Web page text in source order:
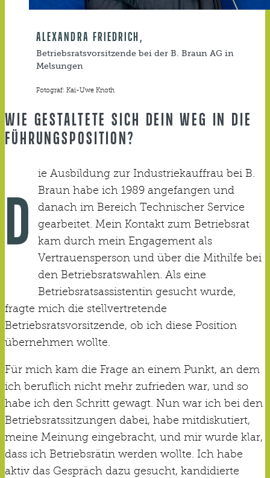
ALEXANDRA FRIEDRICH,
Betriebsratsvorsitzende bei der B. Braun AG in
Melsungen
Fotograf: Kai-Uwe Knoth
WIE GESTALTETE SICH DEIN WEG IN DIE
FÜHRUNGSPOSITION?
D
ie Ausbildung zur Industriekauffrau bei B.
Braun habe ich 1989 angefangen und
danach im Bereich Technischer Service
gearbeitet. Mein Kontakt zum Betriebsrat
kam durch mein Engagement als
Vertrauensperson und über die Mithilfe bei
den Betriebsratswahlen. Als eine
Betriebsratsassistentin gesucht wurde,
fragte mich die stellvertretende
Betriebsratsvorsitzende, ob ich diese Position
übernehmen wollte.
Für mich kam die Frage an einem Punkt, an dem
ich beruflich nicht mehr zufrieden war, und so
habe ich den Schritt gewagt. Nun war ich bei den
Betriebsratssitzungen dabei, habe mitdiskutiert,
meine Meinung eingebracht, und mir wurde klar,
dass ich Betriebsrätin werden wollte. Ich habe
aktiv das Gespräch dazu gesucht, kandidierte